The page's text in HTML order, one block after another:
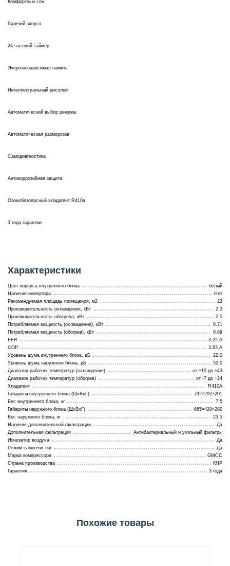
Комфортный сон
Горячий запуск
24-часовой таймер
Энергонезависимая память
Интеллектуальный дисплей
Автоматический выбор режима
Автоматическая разморозка
Самодиагностика
Антикоррозийная защита
Озонобезопасный хладагент R410a
3 года гарантии
Характеристики
Цвет корпуса внутреннего блока
белый
Наличие инвертора
Нет
Рекомендуемая площадь помещения, м2
23
Производительность охлаждения, кВт
2.3
Производительность обогрева, кВт
2.5
Потребляемая мощность (охлаждение), кВт
0.71
Потребляемая мощность (обогрев), кВт
0.69
EER
3,22 А
COP
3,63 А
Уровень шума внутреннего блока, дБ
22.0
Уровень шума наружного блока, дБ
52.0
Диапазон рабочих температур (охлаждение)
от +10 до +43
Диапазон рабочих температур (обогрев)
от -7 до +24
Хладагент
R410A
Габариты внутреннего блока (ШхВхГ)
792×292×201
Вес внутреннего блока, кг
7.5
Габариты наружного блока (ШхВхГ)
665×420×280
Вес наружного блока, кг
23.5
Наличие дополнительной фильтрации
Да
Дополнительная фильтрация
Антибактериальный и угольный фильтры
Ионизатор воздуха
Да
Режим самоочистки
Да
Марка компрессора
GMCC
Страна производства
КНР
Гарантия
3 года
Похожие товары